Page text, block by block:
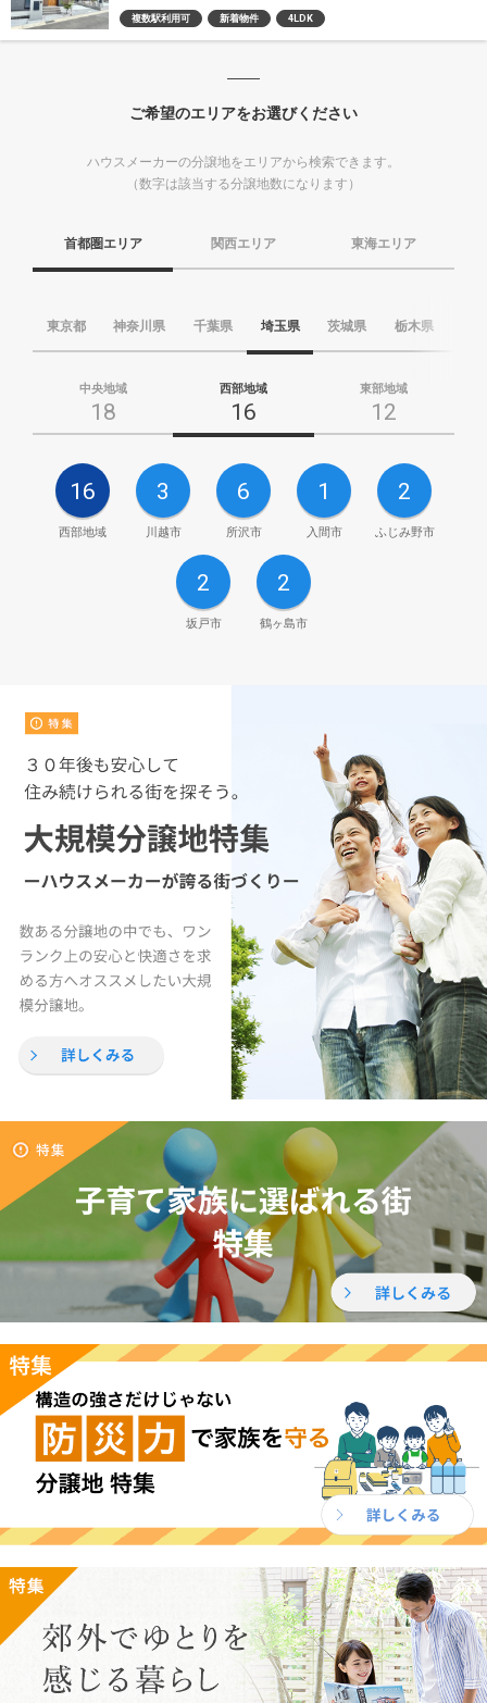
複数駅利用可 新着物件 4LDK
ご希望のエリアをお選びください
ハウスメーカーの分譲地をエリアから検索できます。
（数字は該当する分譲地数になります）
首都圏エリア 関西エリア 東海エリア
東京都 神奈川県 千葉県 埼玉県 茨城県 栃木県
中央地域
18
西部地域
16
東部地域
12
16
西部地域
3
川越市
6
所沢市
1
入間市
2
ふじみ野市
2
坂戸市
2
鶴ヶ島市